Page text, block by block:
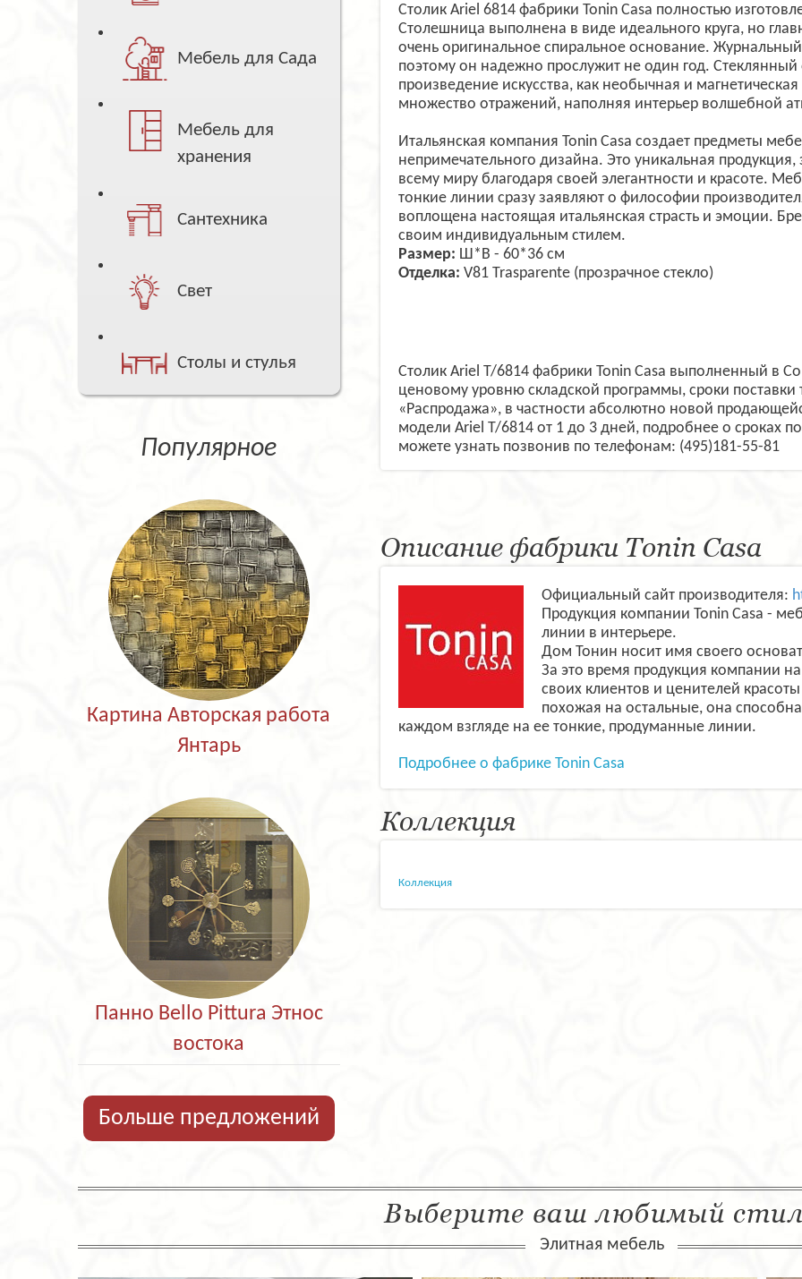
Мебель для Сада
Мебель для
хранения
Сантехника
Свет
Столы и стулья
Популярное
Картина Авторская работа
Янтарь
Панно Bello Pittura Этнос
востока
Больше предложений
Столик Ariel 6814 фабрики Tonin Casa полностью
Столешница выполнена в виде идеального круга, но
очень оригинальное спиральное основание.
поэтому он надежно прослужит не один год. Стеклянный
произведение искусства, как необычная и
множество отражений, наполняя интерьер волшебной
Итальянская компания Tonin Casa создает предметы
непримечательного дизайна. Это уникальная
всему миру благодаря своей элегантности и красоте.
тонкие линии сразу заявляют о философии
воплощена настоящая итальянская страсть и эмоции.
своим индивидуальным стилем.
Размер: Ш*В - 60*36 см
Отделка: V81 Trasparente (прозрачное стекло)
Столик Ariel T/6814 фабрики Tonin Casa выполненный в
ценовому уровню складской программы, сроки поставки
«Распродажа», в частности абсолютно новой
модели Ariel T/6814 от 1 до 3 дней, подробнее о сроках
можете узнать позвонив по телефонам: (495)181-55-81
Описание фабрики Tonin Casa
Официальный сайт производителя:
Продукция компании Tonin Casa -
линии в интерьере.
Дом Тонин носит имя своего
За это время продукция компании
своих клиентов и ценителей
похожая на остальные, она
каждом взгляде на ее тонкие, продуманные линии.
Подробнее о фабрике Tonin Casa
Коллекция
Коллекция
Выберите ваш любимый
Элитная мебель